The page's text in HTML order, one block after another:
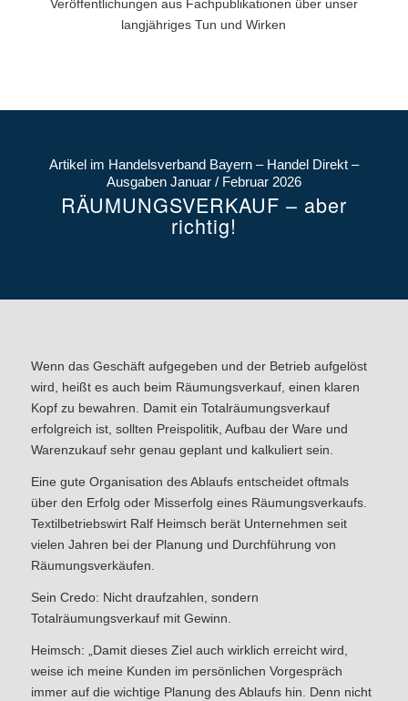
Veröffentlichungen aus Fachpublikationen über unser
langjähriges Tun und Wirken
Artikel im Handelsverband Bayern – Handel Direkt –
Ausgaben Januar / Februar 2026
RÄUMUNGSVERKAUF – aber
richtig!
Wenn das Geschäft aufgegeben und der Betrieb aufgelöst
wird, heißt es auch beim Räumungsverkauf, einen klaren
Kopf zu bewahren. Damit ein Totalräumungsverkauf
erfolgreich ist, sollten Preispolitik, Aufbau der Ware und
Warenzukauf sehr genau geplant und kalkuliert sein.
Eine gute Organisation des Ablaufs entscheidet oftmals
über den Erfolg oder Misserfolg eines Räumungsverkaufs.
Textilbetriebswirt Ralf Heimsch berät Unternehmen seit
vielen Jahren bei der Planung und Durchführung von
Räumungsverkäufen.
Sein Credo: Nicht draufzahlen, sondern
Totalräumungsverkauf mit Gewinn.
Heimsch: „Damit dieses Ziel auch wirklich erreicht wird,
weise ich meine Kunden im persönlichen Vorgespräch
immer auf die wichtige Planung des Ablaufs hin. Denn nicht